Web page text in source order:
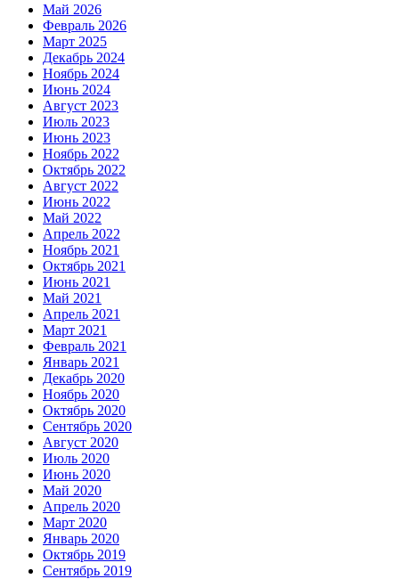
Май 2026
Февраль 2026
Март 2025
Декабрь 2024
Ноябрь 2024
Июнь 2024
Август 2023
Июль 2023
Июнь 2023
Ноябрь 2022
Октябрь 2022
Август 2022
Июнь 2022
Май 2022
Апрель 2022
Ноябрь 2021
Октябрь 2021
Июнь 2021
Май 2021
Апрель 2021
Март 2021
Февраль 2021
Январь 2021
Декабрь 2020
Ноябрь 2020
Октябрь 2020
Сентябрь 2020
Август 2020
Июль 2020
Июнь 2020
Май 2020
Апрель 2020
Март 2020
Январь 2020
Октябрь 2019
Сентябрь 2019